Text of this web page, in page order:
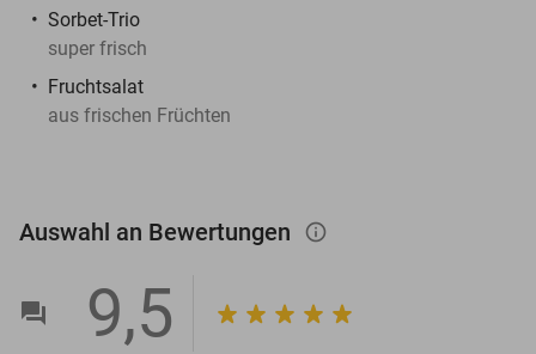
Sorbet-Trio
super frisch
Fruchtsalat
aus frischen Früchten
Auswahl an Bewertungen info_outlined
9,5